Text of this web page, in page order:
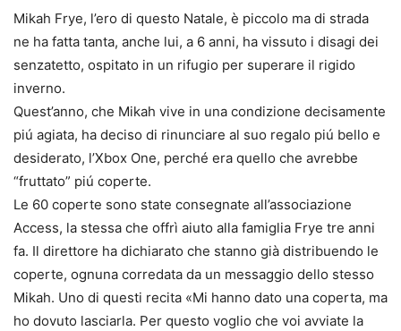
Mikah Frye, l’ero di questo Natale, è piccolo ma di strada
ne ha fatta tanta, anche lui, a 6 anni, ha vissuto i disagi dei
senzatetto, ospitato in un rifugio per superare il rigido
inverno.
Quest’anno, che Mikah vive in una condizione decisamente
piú agiata, ha deciso di rinunciare al suo regalo piú bello e
desiderato, l’Xbox One, perché era quello che avrebbe
“fruttato” piú coperte.
Le 60 coperte sono state consegnate all’associazione
Access, la stessa che offrì aiuto alla famiglia Frye tre anni
fa. Il direttore ha dichiarato che stanno già distribuendo le
coperte, ognuna corredata da un messaggio dello stesso
Mikah. Uno di questi recita «Mi hanno dato una coperta, ma
ho dovuto lasciarla. Per questo voglio che voi avviate la